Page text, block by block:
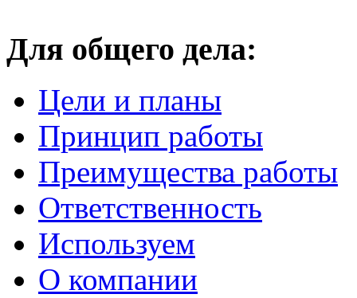
Для общего дела:
Цели и планы
Принцип работы
Преимущества работы
Ответственность
Используем
О компании